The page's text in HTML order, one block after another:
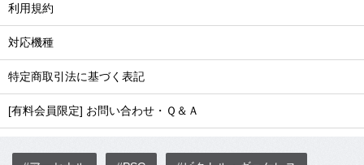
利用規約
対応機種
特定商取引法に基づく表記
[有料会員限定] お問い合わせ・Ｑ＆Ａ